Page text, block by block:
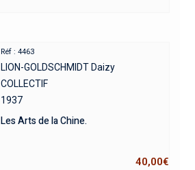
Réf : 4463
LION-GOLDSCHMIDT Daizy
COLLECTIF
1937
Les Arts de la Chine.
40,00€